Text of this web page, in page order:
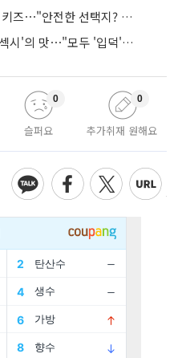
이것저것 '다 되는' 스트레이 키즈⋯"안전한 선택지? 도전이 재밌죠"
나우즈, 올여름 물들일 '제로섹시'의 맛⋯"모두 '입덕'시킬 것"
슬퍼요
0
추가취재 원해요
0